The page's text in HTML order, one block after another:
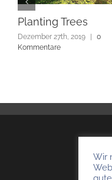
Planting Trees
Dezember 27th, 2019 |
0
Kommentare
Wir